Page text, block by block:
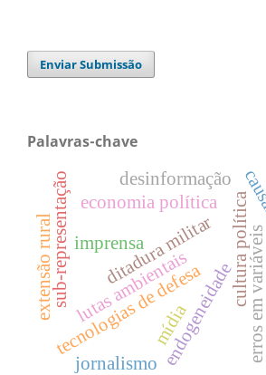
Enviar Submissão
Palavras-chave
ditadura militar
lutas ambientais cultura política
endogeneidadeerros em variáveis
economia política
tecnologias de defesa
sub-representação
extensão rural
jornalismo
imprensa
mídia
desinformação